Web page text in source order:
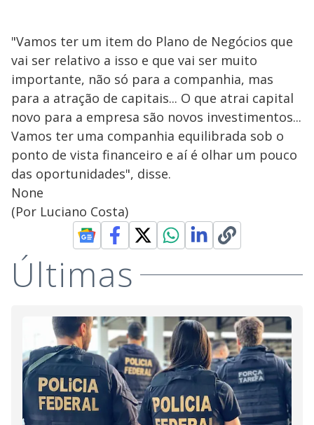
"Vamos ter um item do Plano de Negócios que
vai ser relativo a isso e que vai ser muito
importante, não só para a companhia, mas
para a atração de capitais... O que atrai capital
novo para a empresa são novos investimentos...
Vamos ter uma companhia equilibrada sob o
ponto de vista financeiro e aí é olhar um pouco
das oportunidades", disse.
None
(Por Luciano Costa)
Últimas